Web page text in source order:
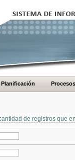
Planificación Procesos
de registros que